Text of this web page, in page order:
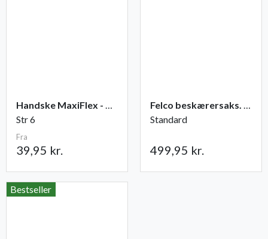
Handske MaxiFlex - Ultimate
Str 6
Fra
39,95 kr.
Felco beskærersaks. nr. 2
Standard
499,95 kr.
Bestseller